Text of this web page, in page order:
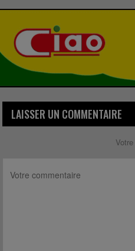
LAISSER UN COMMENTAIRE